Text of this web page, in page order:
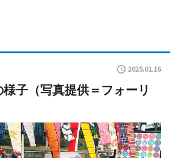
2025.01.16
子（写真提供＝フォーリ